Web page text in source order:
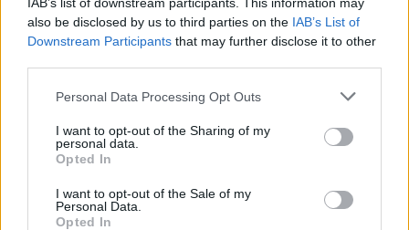
also be disclosed by us to third parties on the IAB’s List of
Downstream Participants that may further disclose it to other
Personal Data Processing Opt Outs
I want to opt-out of the Sharing of my
personal data.
Opted In
I want to opt-out of the Sale of my
Personal Data.
Opted In